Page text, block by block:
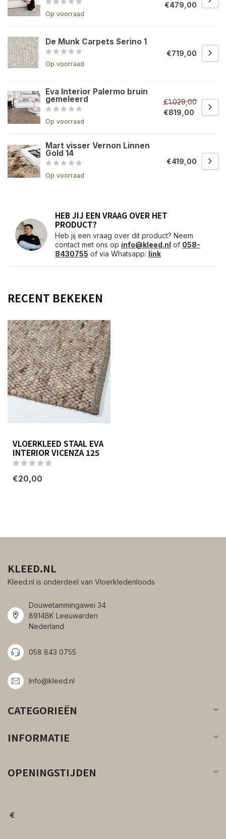
Op voorraad
€479,00
De Munk Carpets Serino 1
Op voorraad
€719,00
Eva Interior Palermo bruin
gemeleerd
Op voorraad
€1.029,00
€819,00
Mart visser Vernon Linnen
Gold 14
Op voorraad
€419,00
HEB JIJ EEN VRAAG OVER HET
PRODUCT?
Heb jij een vraag over dit product? Neem
contact met ons op info@kleed.nl of 058-
8430755 of via Whatsapp: link
RECENT BEKEKEN
VLOERKLEED STAAL EVA
INTERIOR VICENZA 125
€20,00
KLEED.NL
Kleed.nl is onderdeel van Vloerkledenloods
Douwetammingawei 34
8914BK Leeuwarden
Nederland
058 843 0755
Info@kleed.nl
CATEGORIEËN
INFORMATIE
OPENINGSTIJDEN
€